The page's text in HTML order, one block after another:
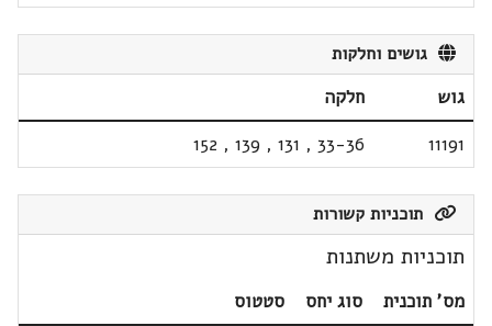
גושים וחלקות
גוש
חלקה
11191
33-36
,
131
,
139
,
152
תוכניות קשורות
תוכניות משתנות
מס' תוכנית סוג יחס
סטטוס